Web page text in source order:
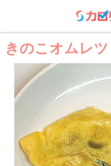
きのこオムレツ